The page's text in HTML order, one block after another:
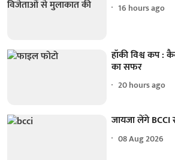
16 hours ago
हॉकी विश्व कप :
का सफर
20 hours ago
जायजा लेंगे BCCI
08 Aug 2026